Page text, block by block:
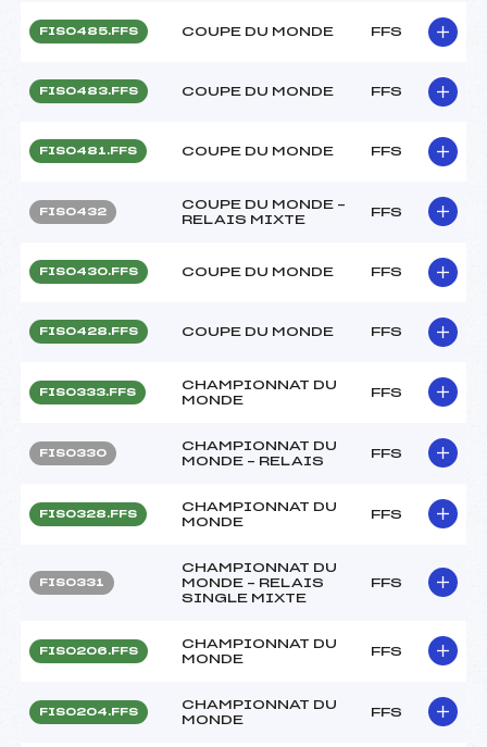
FIS0485.FFS COUPE DU MONDE FFS
FIS0483.FFS COUPE DU MONDE FFS
FIS0481.FFS COUPE DU MONDE FFS
FIS0432
COUPE DU MONDE –
RELAIS MIXTE
FFS
FIS0430.FFS COUPE DU MONDE FFS
FIS0428.FFS COUPE DU MONDE FFS
FIS0333.FFS
CHAMPIONNAT DU
MONDE
FFS
FIS0330
CHAMPIONNAT DU
MONDE – RELAIS
FFS
FIS0328.FFS
CHAMPIONNAT DU
MONDE
FFS
FIS0331
CHAMPIONNAT DU
MONDE – RELAIS
SINGLE MIXTE
FFS
FIS0206.FFS
CHAMPIONNAT DU
MONDE
FFS
FIS0204.FFS
CHAMPIONNAT DU
MONDE
FFS